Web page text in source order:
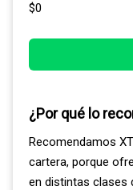
$0
¿Por qué lo
Recomendamos
cartera, porque
en distintas clases